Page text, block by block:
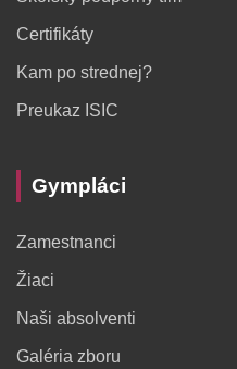
Certifikáty
Kam po strednej?
Preukaz ISIC
Gympláci
Zamestnanci
Žiaci
Naši absolventi
Galéria zboru